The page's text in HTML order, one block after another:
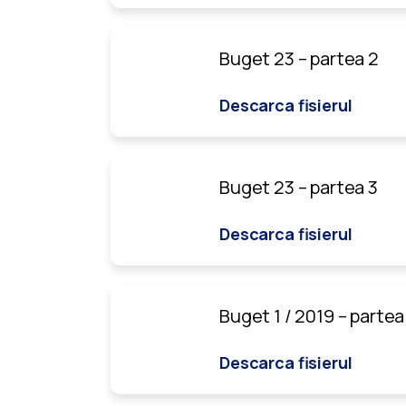
Buget 23 – partea 2
Descarca fisierul
Buget 23 – partea 3
Descarca fisierul
Buget 1 / 2019 –
Descarca fisierul